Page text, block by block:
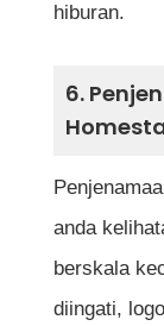
hiburan.
6.
anda
berskala
diingati,